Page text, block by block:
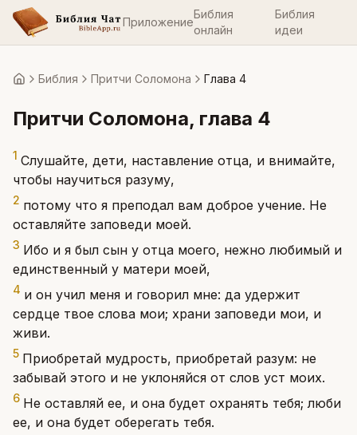
Приложение
Библия
онлайн
Библия
идеи
ГлавнаяБиблия Притчи Соломона Глава 4
Притчи Соломона, глава 4
1 Слушайте, дети, наставление отца, и внимайте,
чтобы научиться разуму,
2 потому что я преподал вам доброе учение. Не
оставляйте заповеди моей.
3 Ибо и я был сын у отца моего, нежно любимый и
единственный у матери моей,
4 и он учил меня и говорил мне: да удержит
сердце твое слова мои; храни заповеди мои, и
живи.
5 Приобретай мудрость, приобретай разум: не
забывай этого и не уклоняйся от слов уст моих.
6 Не оставляй ее, и она будет охранять тебя; люби
ее, и она будет оберегать тебя.